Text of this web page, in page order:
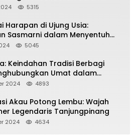
5315
Harapan di Ujung Usia:
Sasmarni dalam Menyentuh
5045
Keindahan Tradisi Berbagi
Umat dalam
dan Kebersamaan dalam
2024 4893
Akau Potong Lembu: Wajah
Legendaris Tanjungpinang
2024 4634